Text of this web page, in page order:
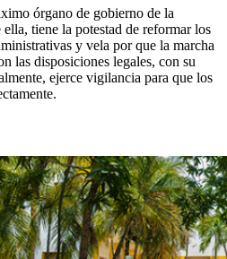
órgano de gobierno de la
tiene la potestad de reformar los
y vela por que la marcha
las disposiciones legales, con su
ejerce vigilancia para que los